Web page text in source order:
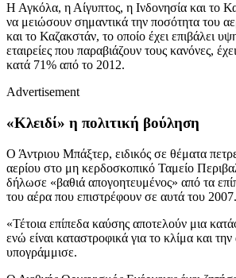
Η Αγκόλα, η Αίγυπτος, η Ινδονησία και το
να μειώσουν σημαντικά την ποσότητα του
και το Καζακστάν, το οποίο έχει επιβάλει
εταιρείες που παραβιάζουν τους κανόνες,
κατά 71% από το 2012.
Advertisement
«Κλειδί» η πολιτική βούληση
Ο Άντριου Μπάξτερ, ειδικός σε θέματα
αερίου στο μη κερδοσκοπικό Ταμείο
δήλωσε «βαθιά απογοητευμένος» από τα
του αέρα που επιστρέφουν σε αυτά του 2007.
«Τέτοια επίπεδα καύσης αποτελούν μια
ενώ είναι καταστροφικά για το κλίμα και
υπογράμμισε.